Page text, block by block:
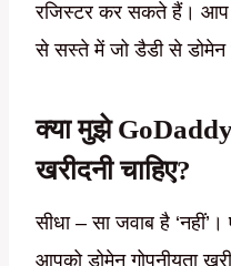
रजिस्टर कर सकते हैं। आप
से सस्ते में जो डैडी से डोमेन
क्या मुझे
खरीदनी चाहिए?
सीधा – सा जवाब है
आपको डोमेन गोपनीयता